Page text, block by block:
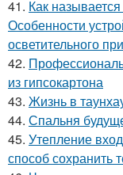
41. Как
Особенности
осветительного
42.
из гипсокартона
43. Жизнь в
44. Спальня
45. Утепление
способ сохранить